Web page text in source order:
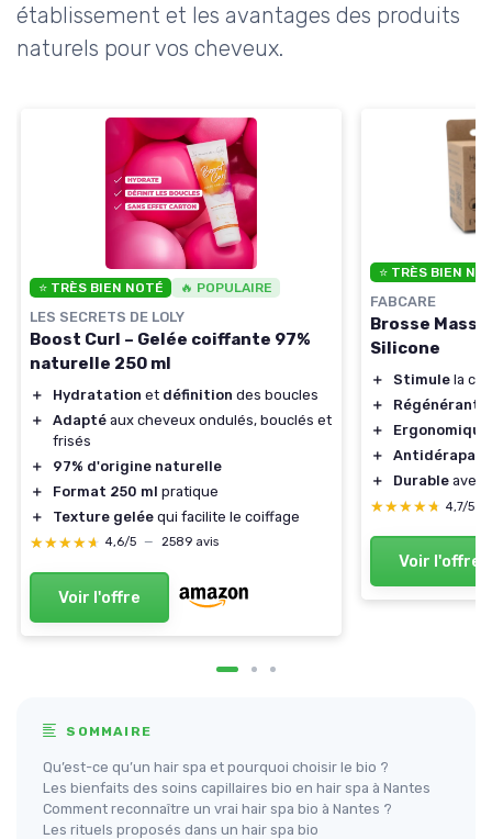
établissement et les avantages des produits
naturels pour vos cheveux.
⭐ TRÈS BIEN NOTÉ 🔥 POPULAIRE
LES SECRETS DE LOLY
Boost Curl – Gelée coiffante 97%
naturelle 250 ml
＋ Hydratation et définition des boucles
＋
Adapté aux cheveux ondulés, bouclés et
frisés
＋
97% d'origine naturelle
＋
Format 250 ml pratique
＋
Texture gelée qui facilite le coiffage
★★★★★
★★★★★ 4,6/5 — 2589 avis
Voir l'offre
⭐ TRÈS BIEN
FABCARE
Brosse
Silicone
＋ Stimule la
＋
Régénérant
＋
Ergonomique
＋
Antidérapant
＋
Durable avec
★★★★★
★★★★★ 4,7/5
Voir l'offre
SOMMAIRE
Qu’est-ce qu’un hair spa et pourquoi choisir le bio ?
Les bienfaits des soins capillaires bio en hair spa à Nantes
Comment reconnaître un vrai hair spa bio à Nantes ?
Les rituels proposés dans un hair spa bio